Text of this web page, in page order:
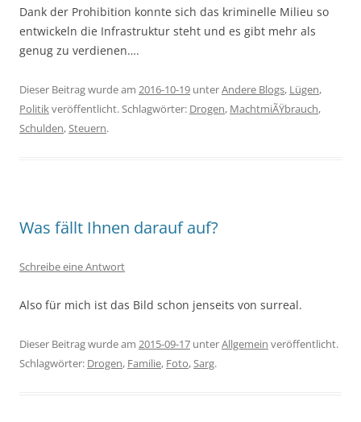
Dank der Prohibition konnte sich das kriminelle Milieu so
entwickeln die Infrastruktur steht und es gibt mehr als
genug zu verdienen….
Dieser Beitrag wurde am 2016-10-19 unterAndere Blogs, Lügen,
Politikveröffentlicht. Schlagwörter: Drogen, MachtmiÃŸbrauch,
Schulden,Steuern.
Was fällt Ihnen darauf auf?
Schreibe eine Antwort
Also für mich ist das Bild schon jenseits von surreal.
Dieser Beitrag wurde am 2015-09-17 unterAllgemein veröffentlicht.
Schlagwörter: Drogen, Familie, Foto,Sarg.